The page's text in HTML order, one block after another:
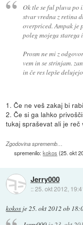
Ok tle se ful pluva po
stvar vredna z retina
overpriced. Ampak je
poleg mojega starega
Prosm ne mi z
vem in se strinjam.
in če res lepše
1. Če ne veš zakaj bi
2. Če si ga lahko
tukaj spraševat ali je reč
Zgodovina sprememb…
spremenilo:kokos (25. okt
Jerry000
::25. okt 2012,
kokos je25. okt 2012 ob